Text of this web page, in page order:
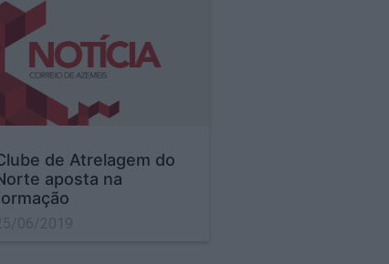
de Atrelagem do
aposta na